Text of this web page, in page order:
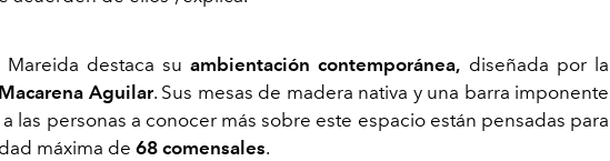
Mareida destaca suambientación contemporánea, diseñada por la
Aguilar. Sus mesas de madera nativa y una barra imponente
las personas a conocer más sobre este espacio están pensadas para
máxima de 68 comensales.